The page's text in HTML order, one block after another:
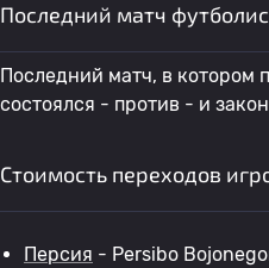
Последний матч
Последний матч, в котором
состоялся - против - и
Стоимость переходов
Персия - Persibo